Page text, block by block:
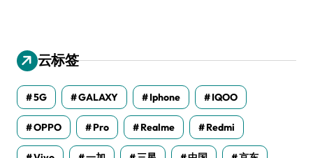
云标签
5G GALAXY Iphone IQOO
OPPO Pro Realme Redmi